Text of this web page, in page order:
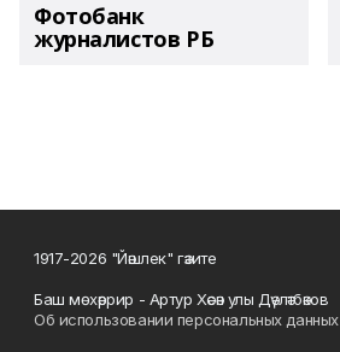
Фотобанк
журналистов РБ
1917-2026 "Йәшлек" гәзите
Баш мөхәррир - Артур Хәсән улы Дәүләтбәков
Об использовании персональных данных